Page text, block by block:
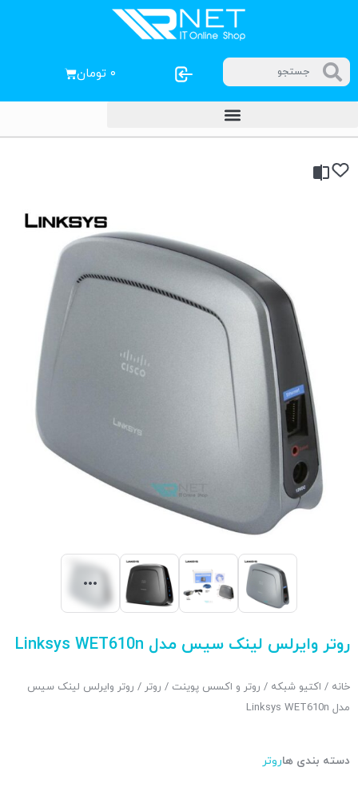
۰ تومان
روتر وایرلس لینک سیس مدل Linksys WET610n
خانه / اکتیو شبکه / روتر و اکسس پوینت / روتر / روتر وایرلس لینک سیس
مدل Linksys WET610n
دسته بندی هاروتر